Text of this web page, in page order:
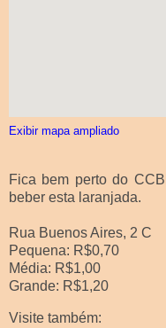
Exibir mapa ampliado
Fica bem perto do
beber esta laranjada.
Rua Buenos Aires, 2 C
Pequena: R$0,70
Média: R$1,00
Grande: R$1,20
Visite também: